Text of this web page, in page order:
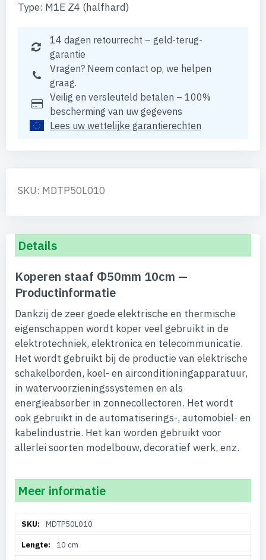
Type: M1E Z4 (halfhard)
14 dagen retourrecht – geld-terug-
garantie
Vragen? Neem contact op, we helpen
graag.
Veilig en versleuteld betalen – 100%
bescherming van uw gegevens
Lees uw wettelijke garantierechten
SKU: MDTP50L010
Details
Koperen staaf Φ50mm 10cm —
Productinformatie
Dankzij de zeer goede elektrische en thermische
eigenschappen wordt koper veel gebruikt in de
elektrotechniek, elektronica en telecommunicatie.
Het wordt gebruikt bij de productie van elektrische
schakelborden, koel- en airconditioningapparatuur,
in watervoorzieningssystemen en als
energieabsorber in zonnecollectoren. Het wordt
ook gebruikt in de automatiserings-, automobiel- en
kabelindustrie. Het kan worden gebruikt voor
allerlei soorten modelbouw, decoratief werk, enz.
Meer informatie
informatieMDTP50L010
10 cm